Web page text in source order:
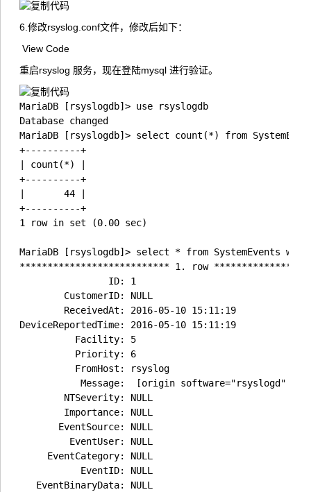
6.修改rsyslog.conf文件，修改后如下：
View Code
重启rsyslog 服务，现在登陆mysql 进行验证。
MariaDB [rsyslogdb]> use rsyslogdb
Database changed
MariaDB [rsyslogdb]> select count(*) from
+----------+
| count(*) |
+----------+
|       44 |
+----------+
1 row in set (0.00 sec)
MariaDB [rsyslogdb]> select * from SystemEvents
*************************** 1. row
                ID: 1
        CustomerID: NULL
        ReceivedAt: 2016-05-10 15:11:19
DeviceReportedTime: 2016-05-10 15:11:19
          Facility: 5
          Priority: 6
          FromHost: rsyslog
Message:  [origin software="rsyslogd"
        NTSeverity: NULL
        Importance: NULL
       EventSource: NULL
         EventUser: NULL
     EventCategory: NULL
           EventID: NULL
   EventBinaryData: NULL